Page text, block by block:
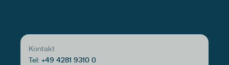
Kontakt
Tel: +49 4281 9310 0